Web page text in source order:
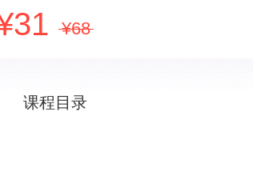
31 68
课程目录